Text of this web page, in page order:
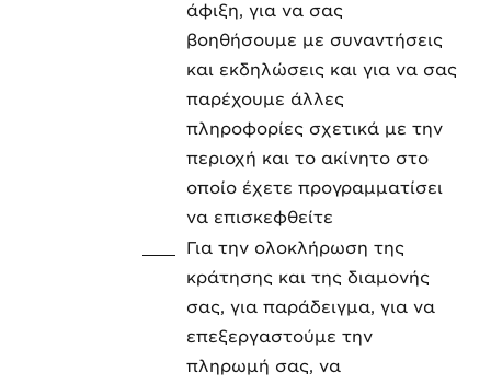
άφιξη, για να σας
βοηθήσουμε με συναντήσεις
και εκδηλώσεις και για να σας
παρέχουμε άλλες
πληροφορίες σχετικά με την
περιοχή και το ακίνητο στο
οποίο έχετε προγραμματίσει
να επισκεφθείτε
Για την ολοκλήρωση της
κράτησης και της διαμονής
σας, για παράδειγμα, για να
επεξεργαστούμε την
πληρωμή σας, να